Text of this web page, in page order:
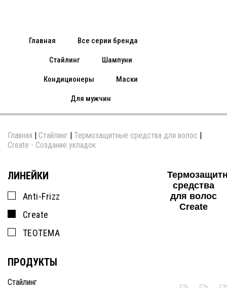
Главная Все серии бренда
Стайлинг Шампуни
Кондиционеры Маски
Для мужчин
Главная | Стайлинг | Термозащитные средства для волос |
Create - Создание укладок
ЛИНЕЙКИ
Anti-Frizz
Create
TEOTEMA
ПРОДУКТЫ
Стайлинг
средства
для волос
Create